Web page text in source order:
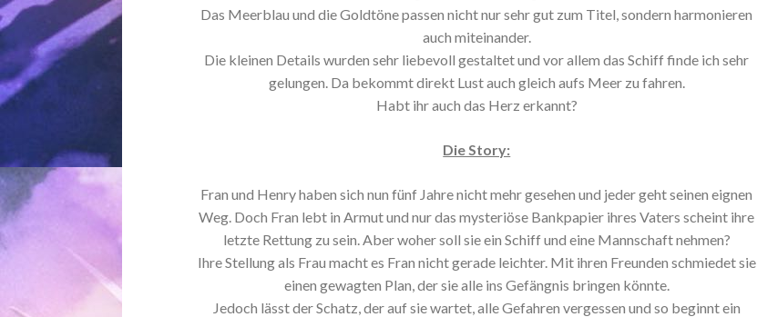
Das Meerblau und die Goldtöne passen nicht nur sehr gut zum Titel, sondern harmonieren
auch miteinander.
Die kleinen Details wurden sehr liebevoll gestaltet und vor allem das Schiff finde ich sehr
gelungen. Da bekommt direkt Lust auch gleich aufs Meer zu fahren.
Habt ihr auch das Herz erkannt?
Die Story:
Fran und Henry haben sich nun fünf Jahre nicht mehr gesehen und jeder geht seinen eignen
Weg. Doch Fran lebt in Armut und nur das mysteriöse Bankpapier ihres Vaters scheint ihre
letzte Rettung zu sein. Aber woher soll sie ein Schiff und eine Mannschaft nehmen?
Ihre Stellung als Frau macht es Fran nicht gerade leichter. Mit ihren Freunden schmiedet sie
einen gewagten Plan, der sie alle ins Gefängnis bringen könnte.
Jedoch lässt der Schatz, der auf sie wartet, alle Gefahren vergessen und so beginnt ein